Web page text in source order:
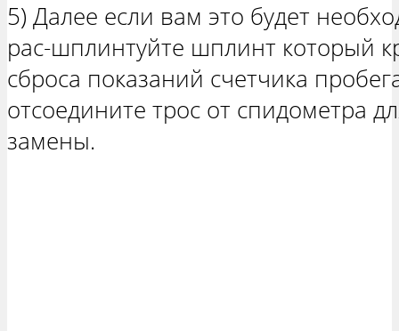
5) Далее если вам это будет
рас-шплинтуйте шплинт который
сброса показаний счетчика
отсоедините трос от спидометра
замены.